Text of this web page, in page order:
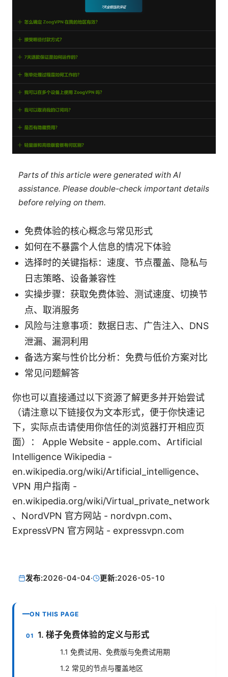
Parts of this article were generated with AI
assistance. Please double-check important details
before relying on them.
免费体验的核心概念与常见形式
如何在不暴露个人信息的情况下体验
选择时的关键指标：速度、节点覆盖、隐私与
日志策略、设备兼容性
实操步骤：获取免费体验、测试速度、切换节
点、取消服务
风险与注意事项：数据日志、广告注入、DNS
泄漏、漏洞利用
备选方案与性价比分析：免费与低价方案对比
常见问题解答
你也可以直接通过以下资源了解更多并开始尝试
（请注意以下链接仅为文本形式，便于你快速记
下，实际点击请使用你信任的浏览器打开相应页
面）： Apple Website - apple.com、Artificial
Intelligence Wikipedia -
en.wikipedia.org/wiki/Artificial_intelligence、
VPN 用户指南 -
en.wikipedia.org/wiki/Virtual_private_network
、NordVPN 官方网站 - nordvpn.com、
ExpressVPN 官方网站 - expressvpn.com
发布:2026-04-04· 更新:2026-05-10
ON THIS PAGE
1. 梯子免费体验的定义与形式
1.1 免费试用、免费版与免费试用期
1.2 常见的节点与覆盖地区